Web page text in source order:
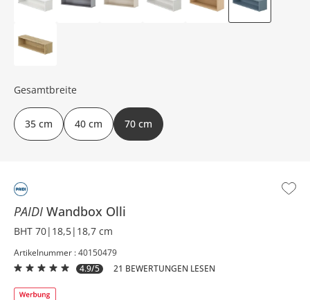
PAIDI Wandbox Olli
BHT 70|18,5|18,7 cm
Artikelnummer : 40150479
4.9/5
21 BEWERTUNGEN LESEN
Gesamtbreite
35 cm 40 cm 70 cm